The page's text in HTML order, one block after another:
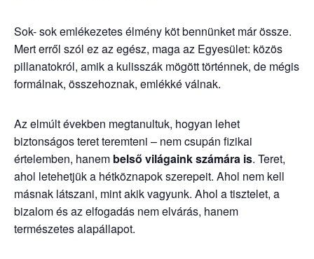
Sok- sok emlékezetes élmény köt bennünket már össze.
Mert erről szól ez az egész, maga az Egyesület: közös
pillanatokról, amik a kulisszák mögött történnek, de mégis
formálnak, összehoznak, emlékké válnak.
Az elmúlt években megtanultuk, hogyan lehet
biztonságos teret teremteni – nem csupán fizikai
értelemben, hanem belső világaink számára is. Teret,
ahol letehetjük a hétköznapok szerepeit. Ahol nem kell
másnak látszani, mint akik vagyunk. Ahol a tisztelet, a
bizalom és az elfogadás nem elvárás, hanem
természetes alapállapot.